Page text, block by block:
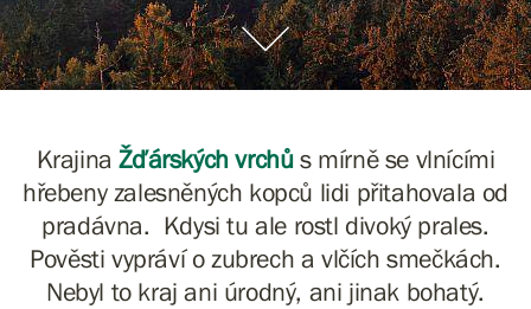
KrajinaŽďárských vrchůs mírně se vlnícími
hřebeny zalesněných kopců lidi přitahovala od
pradávna. Kdysi tu ale rostl divoký prales.
Pověsti vypráví o zubrech a vlčích smečkách.
Nebyl to kraj ani úrodný, ani jinak bohatý.